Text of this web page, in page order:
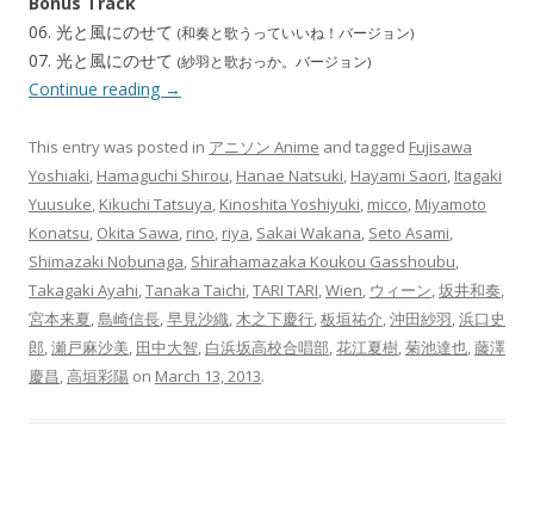
06. 光と風にのせて (和奏と歌うっていいね！バージョン)
07. 光と風にのせて (紗羽と歌おっか。バージョン)
Continue reading →
This entry was posted in アニソン Anime and tagged Fujisawa
Yoshiaki, Hamaguchi Shirou, Hanae Natsuki, Hayami Saori, Itagaki
Yuusuke, Kikuchi Tatsuya, Kinoshita Yoshiyuki, micco, Miyamoto
Konatsu, Okita Sawa, rino, riya, Sakai Wakana, Seto Asami,
Shimazaki Nobunaga, Shirahamazaka Koukou Gasshoubu,
Takagaki Ayahi,Tanaka Taichi,TARI TARI,Wien, ウィーン,坂井和奏,
宮本来夏,島崎信長,早見沙織,木之下慶行,板垣祐介,沖田紗羽,浜口史
郎,瀬戸麻沙美, 田中大智, 白浜坂高校合唱部,花江夏樹,菊池達也,藤澤
慶昌,高垣彩陽 on March 13, 2013.